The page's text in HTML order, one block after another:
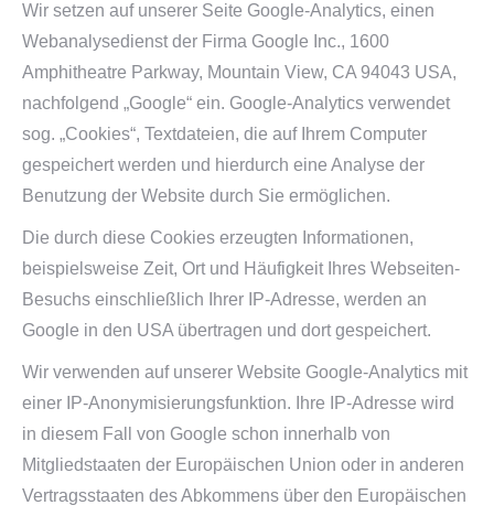
Wir setzen auf unserer Seite Google-Analytics, einen
Webanalysedienst der Firma Google Inc., 1600
Amphitheatre Parkway, Mountain View, CA 94043 USA,
nachfolgend „Google“ ein. Google-Analytics verwendet
sog. „Cookies“, Textdateien, die auf Ihrem Computer
gespeichert werden und hierdurch eine Analyse der
Benutzung der Website durch Sie ermöglichen.
Die durch diese Cookies erzeugten Informationen,
beispielsweise Zeit, Ort und Häufigkeit Ihres Webseiten-
Besuchs einschließlich Ihrer IP-Adresse, werden an
Google in den USA übertragen und dort gespeichert.
Wir verwenden auf unserer Website Google-Analytics mit
einer IP-Anonymisierungsfunktion. Ihre IP-Adresse wird
in diesem Fall von Google schon innerhalb von
Mitgliedstaaten der Europäischen Union oder in anderen
Vertragsstaaten des Abkommens über den Europäischen